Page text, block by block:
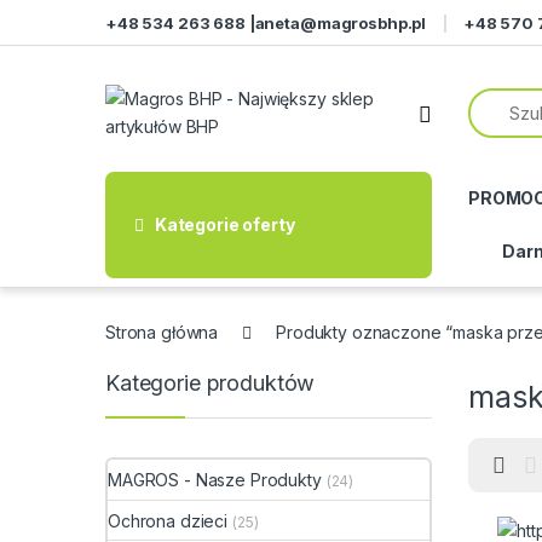
+48 534 263 688 | aneta@magrosbhp.pl +48 570
Kategorie oferty
Strona główna Produkty oznaczone “maska
Kategorie produktów
MAGROS - Nasze Produkty (24)
Ochrona dzieci (25)